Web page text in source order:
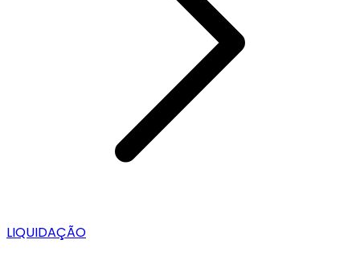
LIQUIDAÇÃO